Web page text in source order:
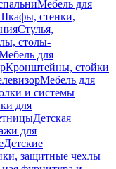
Мебель для
стенки,
Стулья,
столы-
для
Кронштейны, стойки
Мебель для
и системы
для
Детская
для
Детские
защитные чехлы